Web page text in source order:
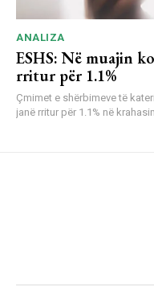
ANALIZA
ESHS: Në muajin
rritur për 1.1%
Çmimet e shërbimeve të
janë rritur për 1.1% në